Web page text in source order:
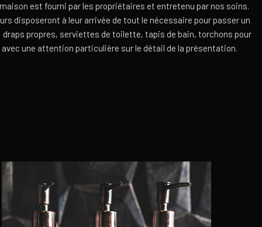
est fourni par les propriétaires et entretenu par nos soins.
disposeront à leur arrivée de tout le nécessaire pour passer un
draps propres, serviettes de toilette, tapis de bain, torchons pour
une attention particulière sur le détail de la présentation.